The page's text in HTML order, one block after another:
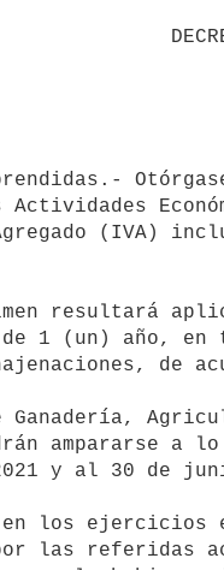
Actividades
(IVA)
1 (un) año, en
de
ampararse a
y al 30 de
las referidas